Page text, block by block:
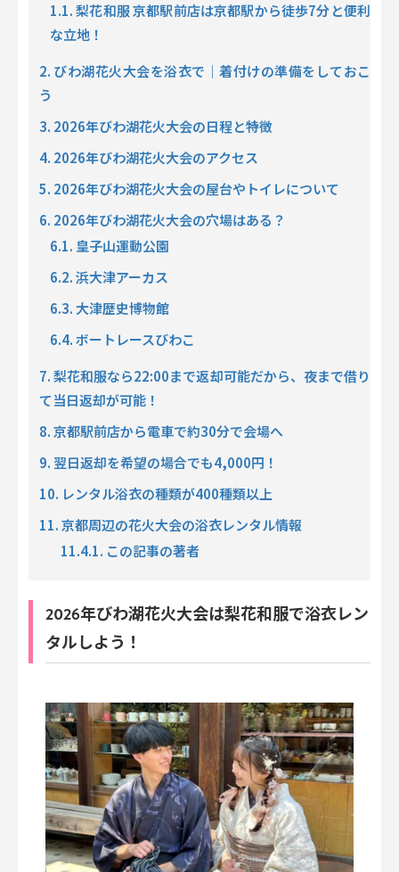
1.1. 梨花和服 京都駅前店は京都駅から徒歩7分と便利
な立地！
2. びわ湖花火大会を浴衣で｜着付けの準備をしておこ
う
3. 2026年びわ湖花火大会の日程と特徴
4. 2026年びわ湖花火大会のアクセス
5. 2026年びわ湖花火大会の屋台やトイレについて
6. 2026年びわ湖花火大会の穴場はある？
6.1. 皇子山運動公園
6.2. 浜大津アーカス
6.3. 大津歴史博物館
6.4. ボートレースびわこ
7. 梨花和服なら22:00まで返却可能だから、夜まで借り
て当日返却が可能！
8. 京都駅前店から電車で約30分で会場へ
9. 翌日返却を希望の場合でも4,000円！
10. レンタル浴衣の種類が400種類以上
11. 京都周辺の花火大会の浴衣レンタル情報
11.4.1. この記事の著者
2026年びわ湖花火大会は梨花和服で浴衣レン
タルしよう！